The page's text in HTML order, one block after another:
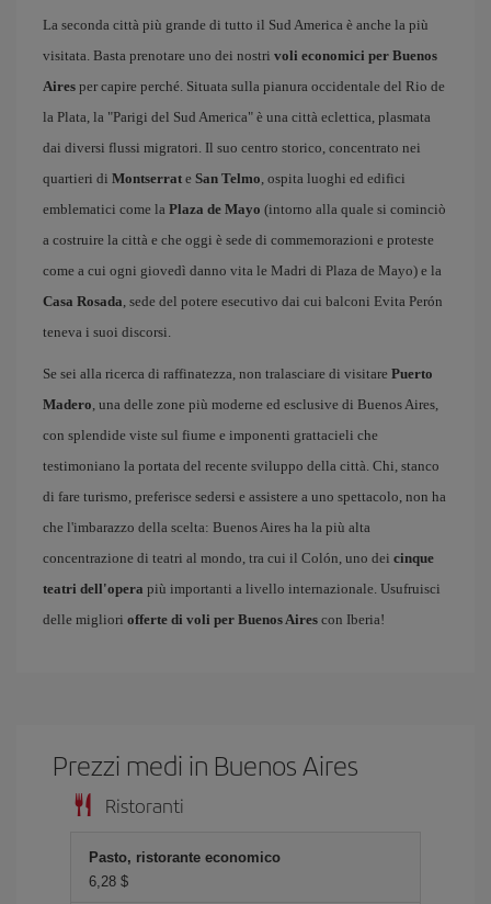
La seconda città più grande di tutto il Sud America è anche la più
visitata. Basta prenotare uno dei nostri voli economici per Buenos
Aires per capire perché. Situata sulla pianura occidentale del Rio de
la Plata, la "Parigi del Sud America" è una città eclettica, plasmata
dai diversi flussi migratori. Il suo centro storico, concentrato nei
quartieri di Montserrat e San Telmo, ospita luoghi ed edifici
emblematici come la Plaza de Mayo (intorno alla quale si cominciò
a costruire la città e che oggi è sede di commemorazioni e proteste
come a cui ogni giovedì danno vita le Madri di Plaza de Mayo) e la
Casa Rosada, sede del potere esecutivo dai cui balconi Evita Perón
teneva i suoi discorsi.
Se sei alla ricerca di raffinatezza, non tralasciare di visitare Puerto
Madero, una delle zone più moderne ed esclusive di Buenos Aires,
con splendide viste sul fiume e imponenti grattacieli che
testimoniano la portata del recente sviluppo della città. Chi, stanco
di fare turismo, preferisce sedersi e assistere a uno spettacolo, non ha
che l'imbarazzo della scelta: Buenos Aires ha la più alta
concentrazione di teatri al mondo, tra cui il Colón, uno dei cinque
teatri dell'opera più importanti a livello internazionale. Usufruisci
delle migliori offerte di voli per Buenos Aires con Iberia!
Prezzi medi in Buenos Aires
Ristoranti
Pasto, ristorante economico
6,28 $